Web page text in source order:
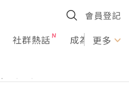
會員登記
社群熱話 成為U更多